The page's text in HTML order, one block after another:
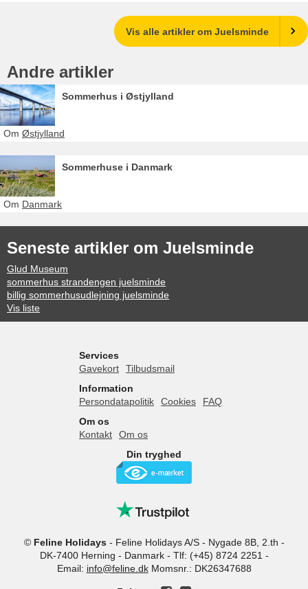
Vis alle artikler om Juelsminde
Andre artikler
Sommerhus i Østjylland
Om Østjylland
Sommerhuse i Danmark
Om Danmark
Seneste artikler om Juelsminde
Glud Museum
sommerhus strandengen juelsminde
billig sommerhusudlejning juelsminde
Vis liste
Services
Gavekort
Tilbudsmail
Information
Persondatapolitik
Cookies
FAQ
Om os
Kontakt
Om os
Din tryghed
© Feline Holidays- Feline Holidays A/S- Nygade 8B, 2.th -
DK-7400 Herning - Danmark - Tlf: (+45) 8724 2251 -
Email: info@feline.dk Momsnr.: DK26347688